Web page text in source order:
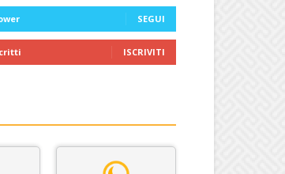
SEGUI
ISCRIVITI